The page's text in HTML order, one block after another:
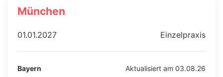
München
01.01.2027 Einzelpraxis
Bayern Aktualisiert am 03.08.26